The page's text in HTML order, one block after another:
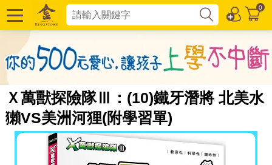
0
Ｘ萬獸探險隊Ⅲ：(10)鐵牙潛將 北美水
獺VS美洲河狸(附學習單)